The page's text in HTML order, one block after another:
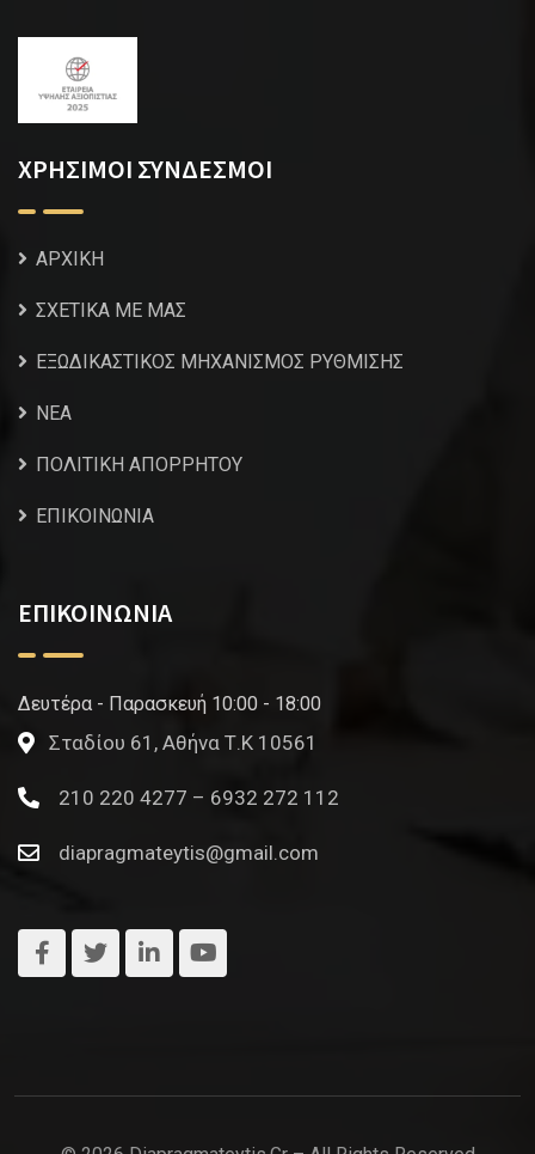
ΧΡΗΣΙΜΟΙ ΣΥΝΔΕΣΜΟΙ
ΑΡΧΙΚΗ
ΣΧΕΤΙΚΑ ΜΕ ΜΑΣ
ΕΞΩΔΙΚΑΣΤΙΚΟΣ ΜΗΧΑΝΙΣΜΟΣ ΡΥΘΜΙΣΗΣ
NEA
ΠΟΛΙΤΙΚΗ ΑΠΟΡΡΗΤΟΥ
ΕΠΙΚΟΙΝΩΝΙΑ
ΕΠΙΚΟΙΝΩΝΙΑ
Δευτέρα - Παρασκευή 10:00 - 18:00
Σταδίου 61, Αθήνα Τ.Κ 10561
210 220 4277 – 6932 272 112
diapragmateytis@gmail.com